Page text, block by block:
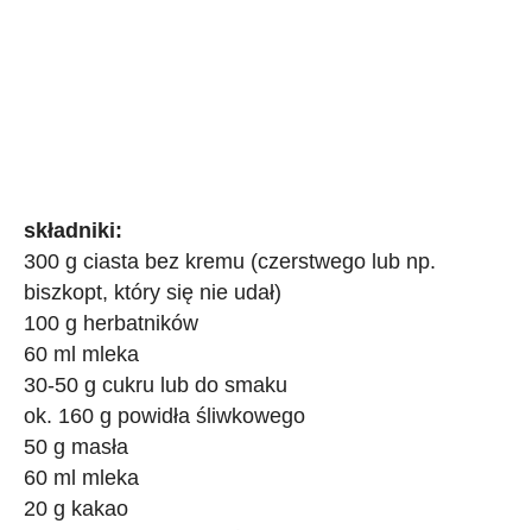
składniki:
300 g ciasta bez kremu (czerstwego lub np.
biszkopt, który się nie udał)
100 g herbatników
60 ml mleka
30-50 g cukru lub do smaku
ok. 160 g powidła śliwkowego
50 g masła
60 ml mleka
20 g kakao